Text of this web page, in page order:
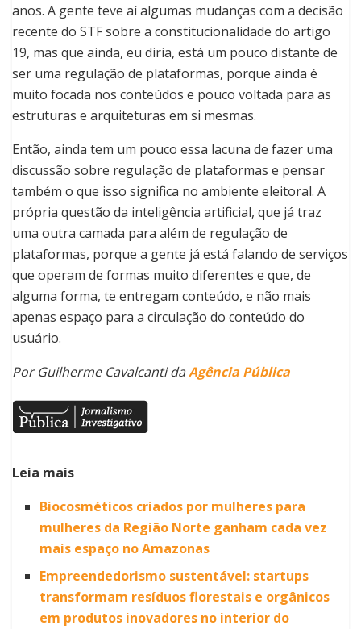
anos. A gente teve aí algumas mudanças com a decisão
recente do STF sobre a constitucionalidade do artigo
19, mas que ainda, eu diria, está um pouco distante de
ser uma regulação de plataformas, porque ainda é
muito focada nos conteúdos e pouco voltada para as
estruturas e arquiteturas em si mesmas.
Então, ainda tem um pouco essa lacuna de fazer uma
discussão sobre regulação de plataformas e pensar
também o que isso significa no ambiente eleitoral. A
própria questão da inteligência artificial, que já traz
uma outra camada para além de regulação de
plataformas, porque a gente já está falando de serviços
que operam de formas muito diferentes e que, de
alguma forma, te entregam conteúdo, e não mais
apenas espaço para a circulação do conteúdo do
usuário.
Por Guilherme Cavalcanti daAgência Pública
Leia mais
Biocosméticos criados por mulheres para
mulheres da Região Norte ganham cada vez
mais espaço no Amazonas
Empreendedorismo sustentável: startups
transformam resíduos florestais e orgânicos
em produtos inovadores no interior do